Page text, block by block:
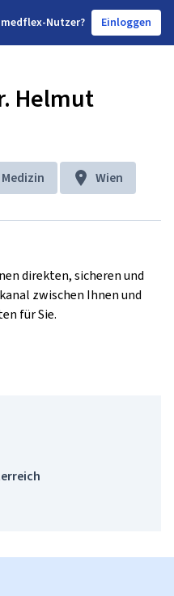
Nutzer? Einloggen
Helmut
Wien
direkten, sicheren und
zwischen Ihnen und
für Sie.